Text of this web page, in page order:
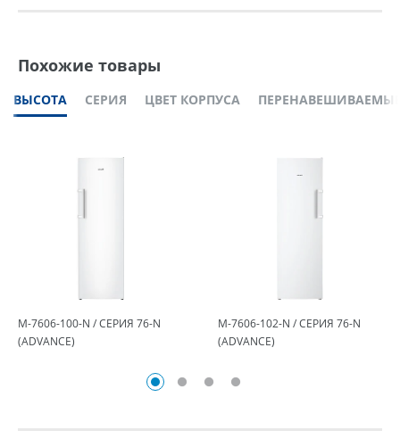
Похожие товары
ВЫСОТА СЕРИЯ ЦВЕТ КОРПУСА
М-7606-100-N / СЕРИЯ 76-N
(ADVANCE)
М-7606-102-N / СЕРИЯ 76-N
(ADVANCE)